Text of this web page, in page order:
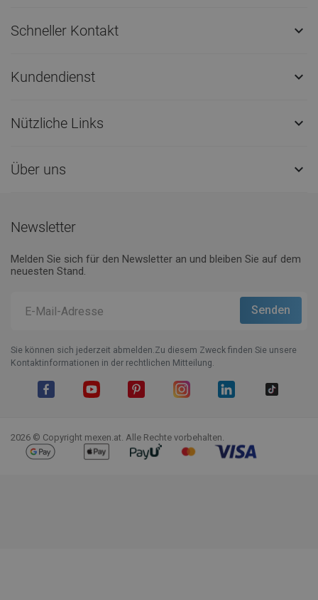
Schneller Kontakt 
Kundendienst 
Nützliche Links 
Über uns 
Newsletter
Melden Sie sich für den Newsletter an und bleiben Sie auf dem
neuesten Stand.
Sie können sich jederzeit abmelden.Zu diesem Zweck finden Sie unsere
Kontaktinformationen in der rechtlichen Mitteilung.
2026 © Copyright mexen.at. Alle Rechte vorbehalten.